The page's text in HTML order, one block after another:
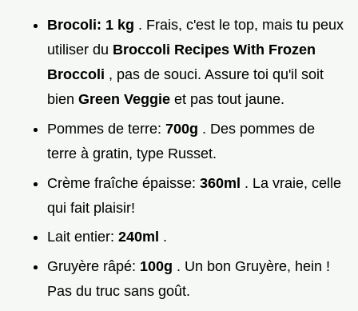
Brocoli: 1 kg . Frais, c'est le top, mais tu peux
utiliser du Broccoli Recipes With Frozen
Broccoli , pas de souci. Assure toi qu'il soit
bien Green Veggie et pas tout jaune.
Pommes de terre: 700g . Des pommes de
terre à gratin, type Russet.
Crème fraîche épaisse: 360ml . La vraie, celle
qui fait plaisir!
Lait entier: 240ml .
Gruyère râpé: 100g . Un bon Gruyère, hein !
Pas du truc sans goût.